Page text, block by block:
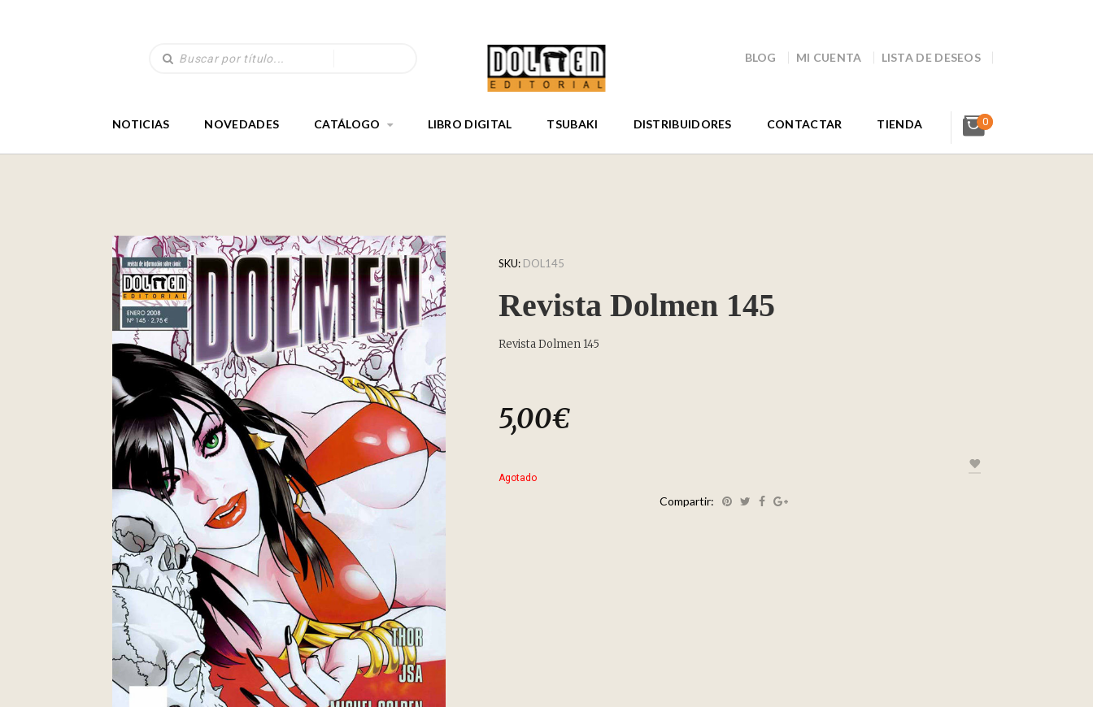
BLOG MI CUENTA LISTA DE DESEOS
NOTICIAS NOVEDADES CATÁLOGO LIBRO DIGITAL TSUBAKI DISTRIBUIDORES CONTACTAR TIENDA 0
SKU: DOL145
Revista Dolmen 145
Revista Dolmen 145
5,00€
Agotado
Compartir: